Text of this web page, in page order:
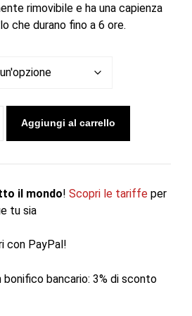
rimovibile e ha una capienza
che durano fino a 6 ore.
Caminetto
bioetanolo
-
Cocoon
quantità
Aggiungi al carrello
il mondo! Scopri le tariffe per
tu sia
con PayPal!
bancario: 3% di sconto